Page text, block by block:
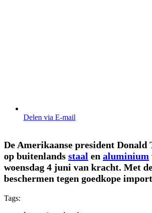
Delen via E-mail
De Amerikaanse president
op buitenlands staal en aluminium
woensdag 4 juni van kracht. Met
beschermen tegen goedkope
Tags: